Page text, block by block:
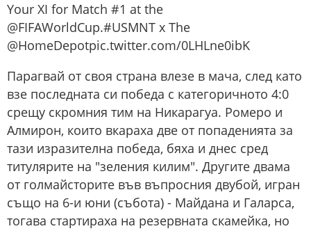
Your XI for Match #1 at the
@FIFAWorldCup.#USMNT x The
@HomeDepotpic.twitter.com/0LHLne0ibK
Парагвай от своя страна влезе в мача, след като
взе последната си победа с категоричното 4:0
срещу скромния тим на Никарагуа. Ромеро и
Алмирон, които вкараха две от попаденията за
тази изразителна победа, бяха и днес сред
титулярите на "зеления килим". Другите двама
от голмайсторите във въпросния двубой, игран
също на 6-и юни (събота) - Майдана и Галарса,
тогава стартираха на резервната скамейка, но